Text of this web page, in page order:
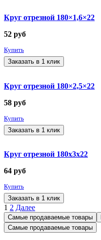
Круг отрезной 180×1,6×22
52 руб
Купить
Заказать в 1 клик
Круг отрезной 180×2,5×22
58 руб
Купить
Заказать в 1 клик
Круг отрезной 180x3x22
64 руб
Купить
Заказать в 1 клик
1 2 Далее
Самые продаваемые товары
Самые продаваемые товары